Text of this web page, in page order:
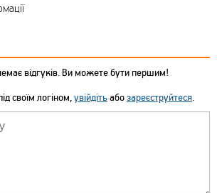
відгуків. Ви можете бути першим!
своїм логіном,увійдітьабозареєструйтеся.